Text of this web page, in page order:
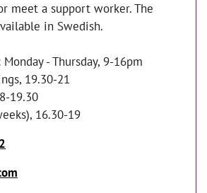
meet a support worker. The
in Swedish.
- Thursday, 9-16pm
19.30-21
19.30
16.30-19